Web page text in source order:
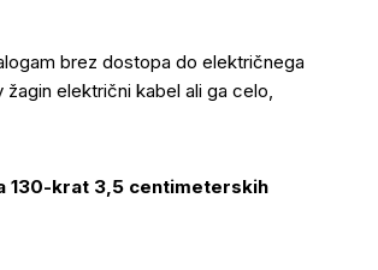
brez dostopa do električnega
električni kabel ali ga celo,
130-krat 3,5 centimeterskih